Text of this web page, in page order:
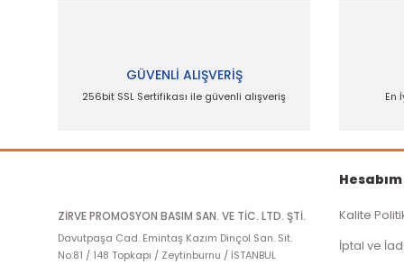
Ürün fiyatı diğer sitelerden daha pahalı.
Bu ürüne benzer farklı alternatifler olmalı.
GÜVENLİ ALIŞVERİŞ
256bit SSL Sertifikası ile güvenli alışveriş En
ZİRVE PROMOSYON BASIM SAN. VE TİC. LTD. ŞTİ.
Davutpaşa Cad. Emintaş Kazım Dinçol San. Sit.
No:81 / 148 Topkapı / Zeytinburnu / İSTANBUL
Hesabım
Kalite
İptal ve